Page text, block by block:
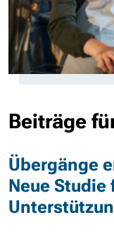
Beiträge
Übergänge
Neue